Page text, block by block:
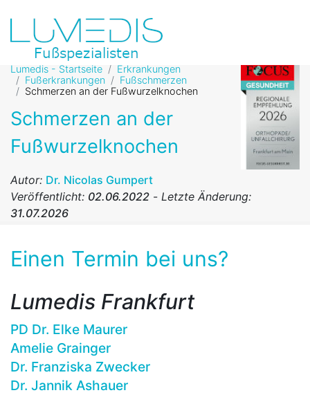
Lumedis - Startseite
Erkrankungen
Fußerkrankungen
Fußschmerzen
Schmerzen an der Fußwurzelknochen
Schmerzen an der
Fußwurzelknochen
Autor: Dr. Nicolas Gumpert
Veröffentlicht: 02.06.2022 - Letzte Änderung:
31.07.2026
Einen Termin bei uns?
Lumedis Frankfurt
PD Dr. Elke Maurer
Amelie Grainger
Dr. Franziska Zwecker
Dr. Jannik Ashauer